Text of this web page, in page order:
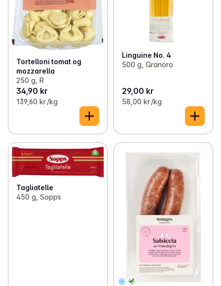
Tortelloni tomat og
mozzarella
250 g, R
34,90 kr
139,60 kr /kg
Linguine No. 4
500 g, Granoro
29,00 kr
58,00 kr /kg
Tagliatelle
450 g, Sopps